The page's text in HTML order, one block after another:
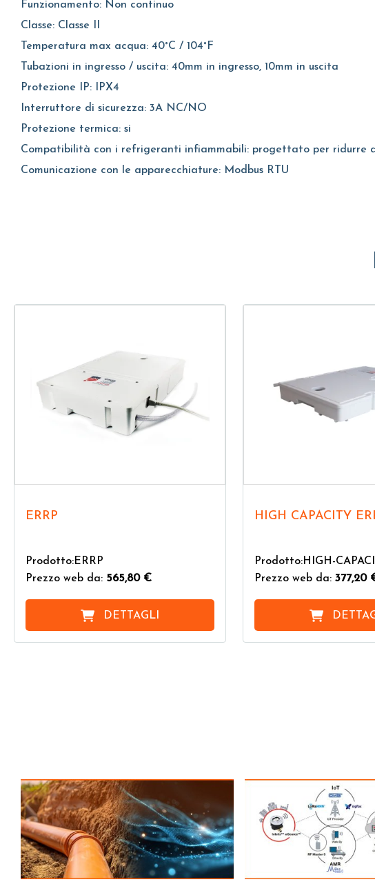
Funzionamento: Non continuo
Classe: Classe II
Temperatura max acqua: 40°C / 104°F
Tubazioni in ingresso / uscita: 40mm in ingresso, 10mm in uscita
Protezione IP: IPX4
Interruttore di sicurezza: 3A NC/NO
Protezione termica: si
Compatibilità con i refrigeranti infiammabili: progettato per ridurre
Comunicazione con le apparecchiature: Modbus RTU
ERRP
Prodotto:ERRP
Prezzo web da: 565,80 €
DETTAGLI
HIGH CAPACITY
Prodotto:HIGH-
Prezzo web da: 377,20